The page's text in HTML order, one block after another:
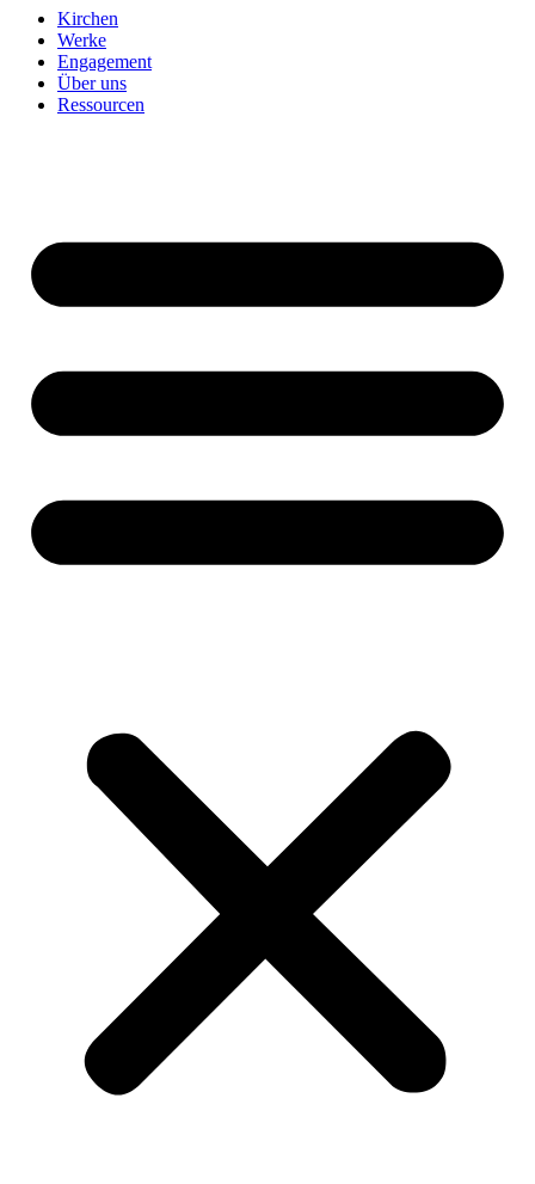
Kirchen
Werke
Engagement
Über uns
Ressourcen